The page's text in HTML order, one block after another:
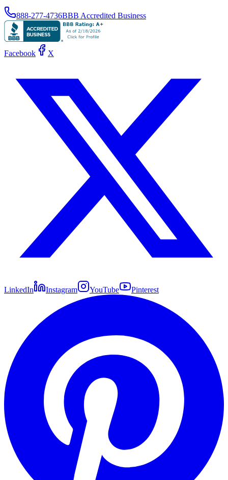
888-277-4736BBB Accredited Business
Facebook X
LinkedIn Instagram YouTube Pinterest